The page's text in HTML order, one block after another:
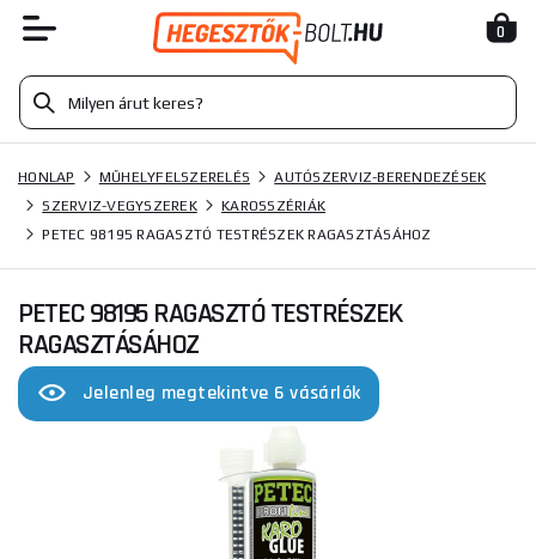
0
HONLAP MŰHELYFELSZERELÉS
AUTÓSZERVIZ-BERENDEZÉSEK
SZERVIZ-VEGYSZEREK
KAROSSZÉRIÁK
PETEC 98195 RAGASZTÓ TESTRÉSZEK RAGASZTÁSÁHOZ
PETEC 98195 RAGASZTÓ TESTRÉSZEK
RAGASZTÁSÁHOZ
Jelenleg megtekintve 6 vásárlók